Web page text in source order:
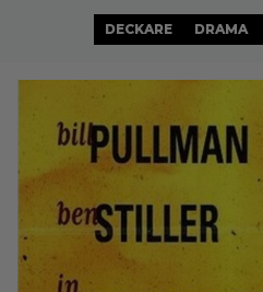
DECKARE DRAMA